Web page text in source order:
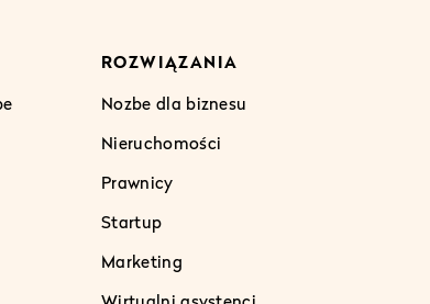
ROZWIĄZANIA
Nozbe dla biznesu
Nieruchomości
Prawnicy
Startup
Marketing